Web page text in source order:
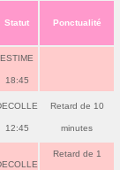
Statut Ponctualité
ESTIME
18:45
12:45
Retard de 10
minutes
Retard de 1